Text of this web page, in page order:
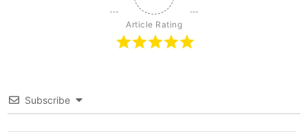
Article Rating
Subscribe